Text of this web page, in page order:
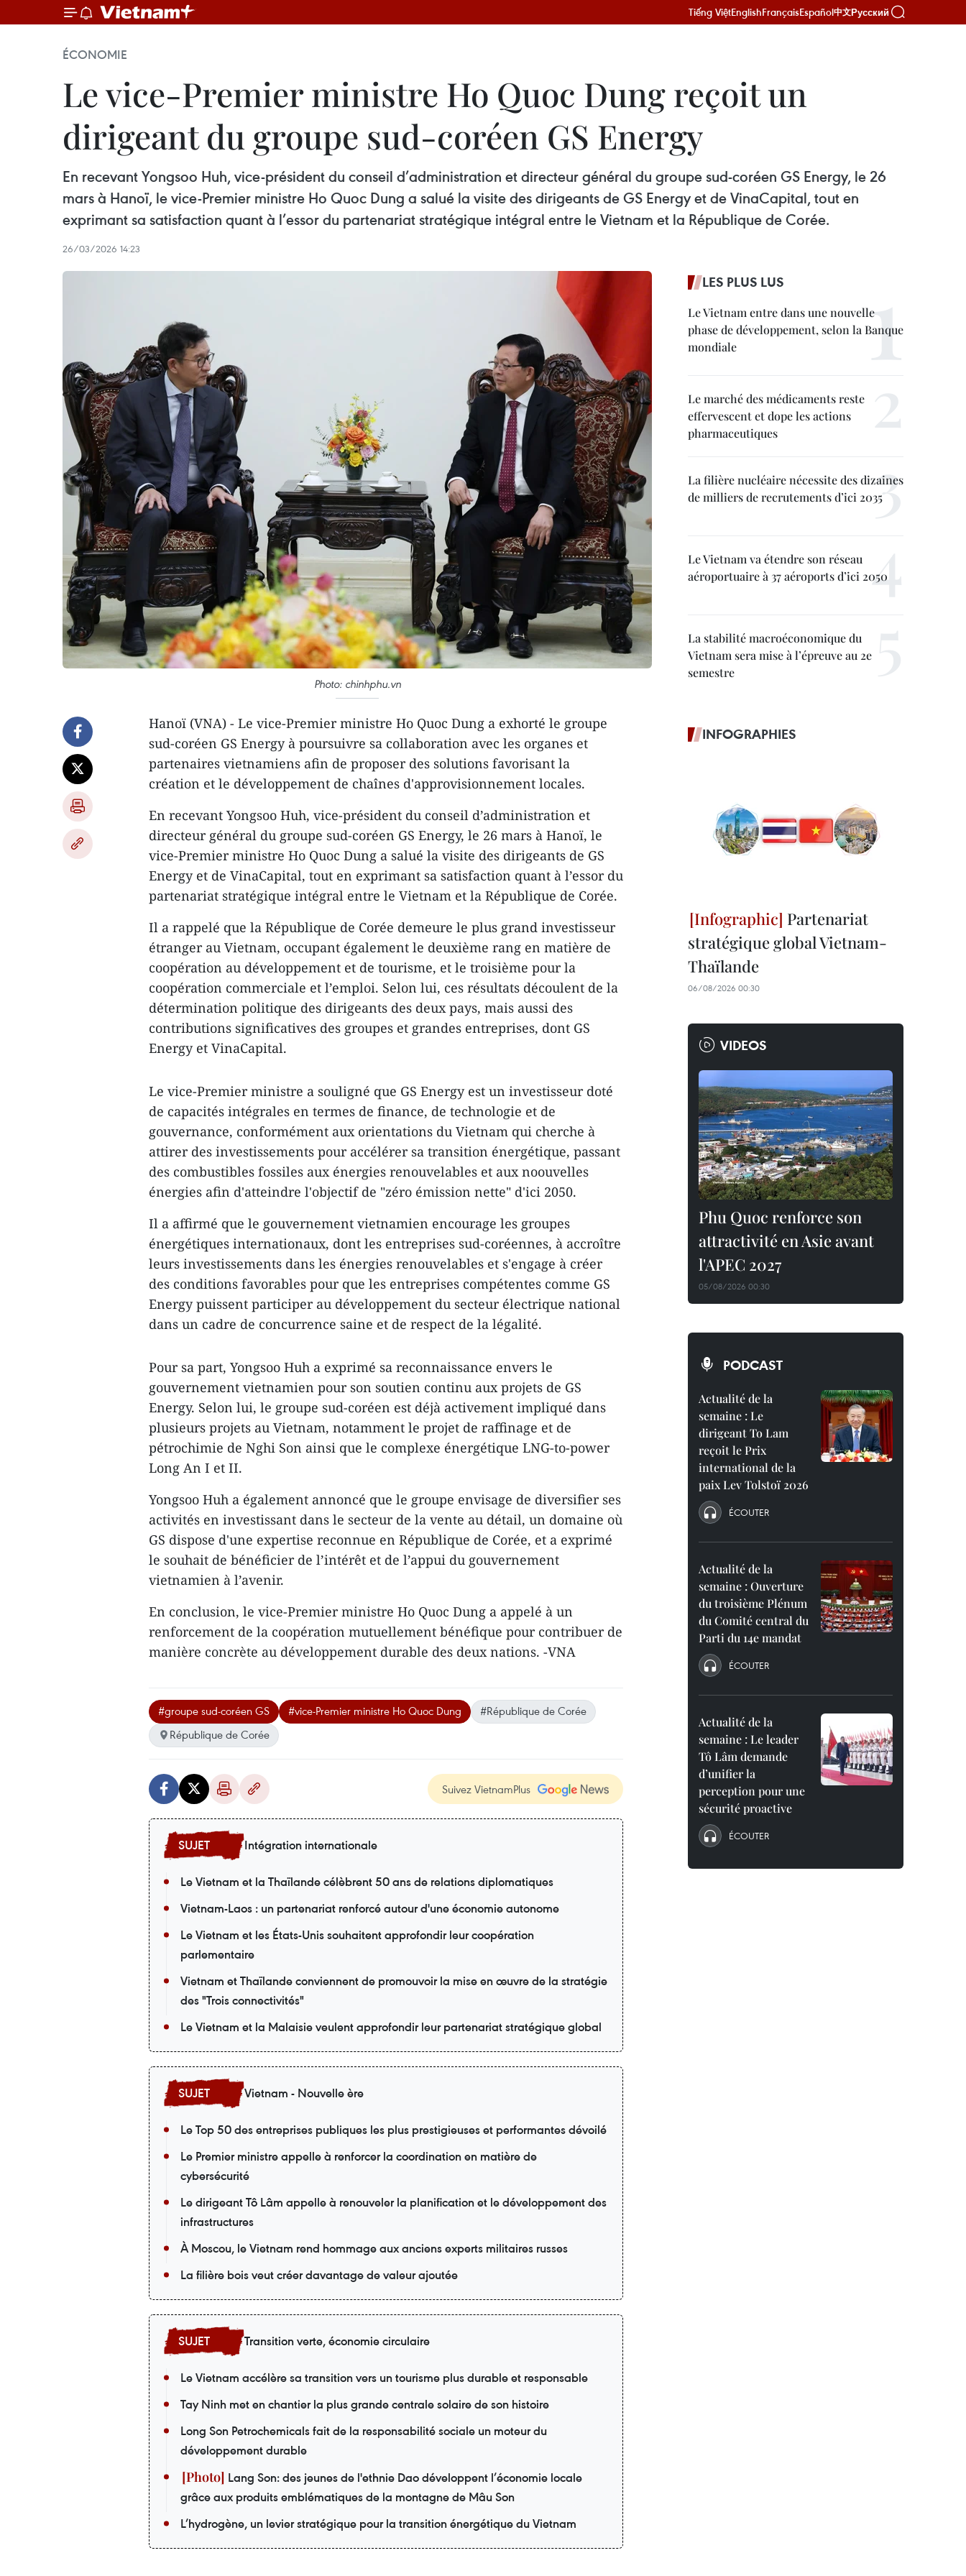
Tiếng ViệtEnglishFrançaisEspañol中文Русский
ÉCONOMIE
Le vice-Premier ministre Ho Quoc Dung reçoit un
dirigeant du groupe sud-coréen GS Energy
En recevant Yongsoo Huh, vice-président du conseil d’administration et directeur général du groupe sud-coréen GS Energy, le 26
mars à Hanoï, le vice-Premier ministre Ho Quoc Dung a salué la visite des dirigeants de GS Energy et de VinaCapital, tout en
exprimant sa satisfaction quant à l’essor du partenariat stratégique intégral entre le Vietnam et la République de Corée.
26/03/2026 14:23
Photo: chinhphu.vn
Hanoï (VNA) - Le vice-Premier ministre Ho Quoc Dung a exhorté le groupe
sud-coréen GS Energy à poursuivre sa collaboration avec les organes et
partenaires vietnamiens afin de proposer des solutions favorisant la
création et le développement de chaînes d'approvisionnement locales.
En recevant Yongsoo Huh, vice-président du conseil d’administration et
directeur général du groupe sud-coréen GS Energy, le 26 mars à Hanoï, le
vice-Premier ministre Ho Quoc Dung a salué la visite des dirigeants de GS
Energy et de VinaCapital, tout en exprimant sa satisfaction quant à l’essor du
partenariat stratégique intégral entre le Vietnam et la République de Corée.
Il a rappelé que la République de Corée demeure le plus grand investisseur
étranger au Vietnam, occupant également le deuxième rang en matière de
coopération au développement et de tourisme, et le troisième pour la
coopération commerciale et l’emploi. Selon lui, ces résultats découlent de la
détermination politique des dirigeants des deux pays, mais aussi des
contributions significatives des groupes et grandes entreprises, dont GS
Energy et VinaCapital.
Le vice-Premier ministre a souligné que GS Energy est un investisseur doté
de capacités intégrales en termes de finance, de technologie et de
gouvernance, conformément aux orientations du Vietnam qui cherche à
attirer des investissements pour accélérer sa transition énergétique, passant
des combustibles fossiles aux énergies renouvelables et aux noouvelles
énergies afin d'atteindre l'objectif de "zéro émission nette" d'ici 2050.
Il a affirmé que le gouvernement vietnamien encourage les groupes
énergétiques internationaux, dont les entreprises sud-coréennes, à accroître
leurs investissements dans les énergies renouvelables et s'engage à créer
des conditions favorables pour que les entreprises compétentes comme GS
Energy puissent participer au développement du secteur électrique national
dans un cadre de concurrence saine et de respect de la légalité.
Pour sa part, Yongsoo Huh a exprimé sa reconnaissance envers le
gouvernement vietnamien pour son soutien continu aux projets de GS
Energy. Selon lui, le groupe sud-coréen est déjà activement impliqué dans
plusieurs projets au Vietnam, notamment le projet de raffinage et de
pétrochimie de Nghi Son ainsi que le complexe énergétique LNG-to-power
Long An I et II.
Yongsoo Huh a également annoncé que le groupe envisage de diversifier ses
activités en investissant dans le secteur de la vente au détail, un domaine où
GS dispose d'une expertise reconnue en République de Corée, et a exprimé
le souhait de bénéficier de l’intérêt et de l’appui du gouvernement
vietnamien à l’avenir.
En conclusion, le vice-Premier ministre Ho Quoc Dung a appelé à un
renforcement de la coopération mutuellement bénéfique pour contribuer de
manière concrète au développement durable des deux nations. -VNA
#groupe sud-coréen GS #vice-Premier ministre Ho Quoc Dung
#République de Corée
République de Corée
Suivez VietnamPlus
Intégration internationale
Le Vietnam et la Thaïlande célèbrent 50 ans de relations diplomatiques
Vietnam-Laos : un partenariat renforcé autour d'une économie autonome
Le Vietnam et les États-Unis souhaitent approfondir leur coopération
parlementaire
Vietnam et Thaïlande conviennent de promouvoir la mise en œuvre de la stratégie
des "Trois connectivités"
Le Vietnam et la Malaisie veulent approfondir leur partenariat stratégique global
Vietnam - Nouvelle ère
Le Top 50 des entreprises publiques les plus prestigieuses et performantes dévoilé
Le Premier ministre appelle à renforcer la coordination en matière de
cybersécurité
Le dirigeant Tô Lâm appelle à renouveler la planification et le développement des
infrastructures
À Moscou, le Vietnam rend hommage aux anciens experts militaires russes
La filière bois veut créer davantage de valeur ajoutée
Transition verte, économie circulaire
Le Vietnam accélère sa transition vers un tourisme plus durable et responsable
Tay Ninh met en chantier la plus grande centrale solaire de son histoire
Long Son Petrochemicals fait de la responsabilité sociale un moteur du
développement durable
Lang Son: des jeunes de l'ethnie Dao développent l’économie locale
grâce aux produits emblématiques de la montagne de Mâu Son
L’hydrogène, un levier stratégique pour la transition énergétique du Vietnam
LES PLUS LUS
Le Vietnam entre dans une nouvelle
phase de développement, selon la Banque
mondiale
Le marché des médicaments reste
effervescent et dope les actions
pharmaceutiques
La filière nucléaire nécessite des dizaines
de milliers de recrutements d’ici 2035
Le Vietnam va étendre son réseau
aéroportuaire à 37 aéroports d’ici 2050
La stabilité macroéconomique du
Vietnam sera mise à l’épreuve au 2e
semestre
INFOGRAPHIES
Partenariat
stratégique global Vietnam-
Thaïlande
06/08/2026 00:30
VIDEOS
Phu Quoc renforce son
attractivité en Asie avant
l'APEC 2027
05/08/2026 00:30
PODCAST
Actualité de la
semaine : Le
dirigeant To Lam
reçoit le Prix
international de la
paix Lev Tolstoï 2026
ÉCOUTER
Actualité de la
semaine : Ouverture
du troisième Plénum
du Comité central du
Parti du 14e mandat
ÉCOUTER
Actualité de la
semaine : Le leader
Tô Lâm demande
d’unifier la
perception pour une
sécurité proactive
ÉCOUTER